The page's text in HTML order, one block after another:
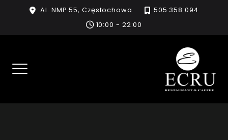
content
Al. NMP 55, Częstochowa
505 358 094
10:00 - 22:00